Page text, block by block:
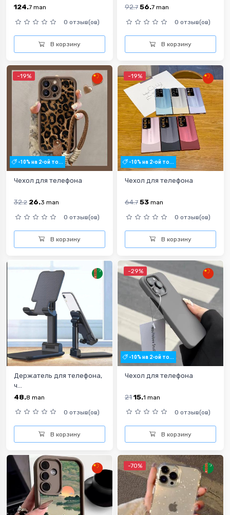
124.7 man
0 отзыв(ов)
В корзину
92.7 56.7 man
0 отзыв(ов)
В корзину
-19%
-10% на 2-ой то...
Чехол для телефона
32.2 26.3 man
0 отзыв(ов)
В корзину
-19%
-10% на 2-ой то...
Чехол для телефона
64.7 53 man
0 отзыв(ов)
В корзину
Держатель для телефона,
ч...
48.8 man
0 отзыв(ов)
В корзину
-29%
-10% на 2-ой то...
Чехол для телефона
2115.1 man
0 отзыв(ов)
В корзину
-70%